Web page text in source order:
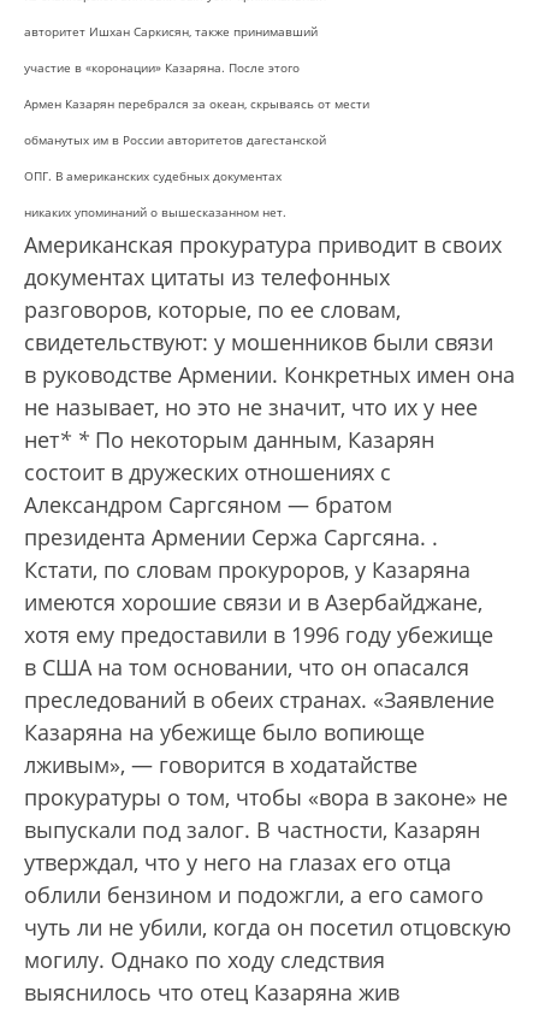
авторитет Ишхан Саркисян, также принимавший
участие в «коронации» Казаряна. После этого
Армен Казарян перебрался за океан, скрываясь от мести
обманутых им в России авторитетов дагестанской
ОПГ. В американских судебных документах
никаких упоминаний о вышесказанном нет.
Американская прокуратура приводит в своих
документах цитаты из телефонных
разговоров, которые, по ее словам,
свидетельствуют: у мошенников были связи
в руководстве Армении. Конкретных имен она
не называет, но это не значит, что их у нее
нет* * По некоторым данным, Казарян
состоит в дружеских отношениях с
Александром Саргсяном — братом
президента Армении Сержа Саргсяна. .
Кстати, по словам прокуроров, у Казаряна
имеются хорошие связи и в Азербайджане,
хотя ему предоставили в 1996 году убежище
в США на том основании, что он опасался
преследований в обеих странах. «Заявление
Казаряна на убежище было вопиюще
лживым», — говорится в ходатайстве
прокуратуры о том, чтобы «вора в законе» не
выпускали под залог. В частности, Казарян
утверждал, что у него на глазах его отца
облили бензином и подожгли, а его самого
чуть ли не убили, когда он посетил отцовскую
могилу. Однако по ходу следствия
выяснилось что отец Казаряна жив